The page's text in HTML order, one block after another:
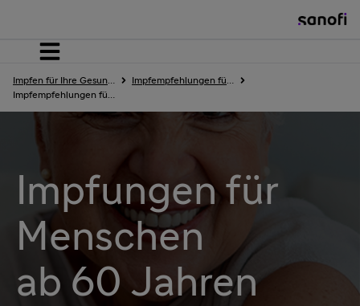
Home
Jugendliche
Erwachsene
Impfungen für
Menschen
ab 60 Jahren